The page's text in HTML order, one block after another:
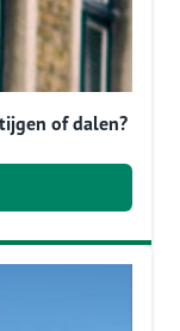
of dalen?